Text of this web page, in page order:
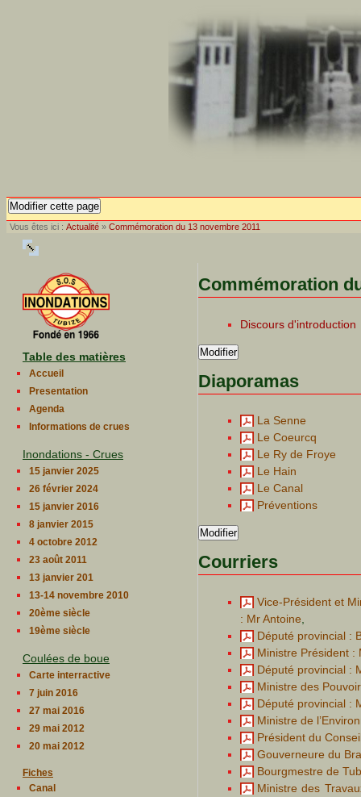
Modifier cette page
Vous êtes ici : Actualité » Commémoration du 13 novembre 2011
Table des matières
Accueil
Presentation
Agenda
Informations de crues
Inondations - Crues
15 janvier 2025
26 février 2024
15 janvier 2016
8 janvier 2015
4 octobre 2012
23 août 2011
13 janvier 201
13-14 novembre 2010
20ème siècle
19ème siècle
Coulées de boue
Carte interractive
7 juin 2016
27 mai 2016
29 mai 2012
20 mai 2012
Fiches
Canal
Commémoration
Discours d'introduction
Modifier
Diaporamas
La Senne
Le Coeurcq
Le Ry de Froye
Le Hain
Le Canal
Préventions
Modifier
Courriers
Vice-Président et
: Mr Antoine
Député provincial :
Ministre Président :
Député provincial :
Ministre des
Député provincial :
Ministre de
Président du
Gouverneure du
Bourgmestre de
Ministre des